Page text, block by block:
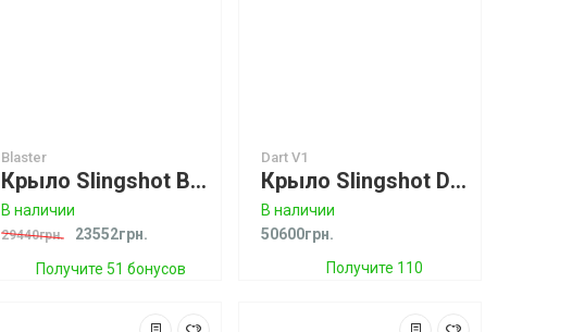
Blaster
Крыло Slingshot Blaster V1
В наличии
29440грн. 23552грн.
Получите 51 бонусов
Dart V1
Крыло Slingshot Dart V1 Спеццена!
В наличии
50600грн.
Получите 110